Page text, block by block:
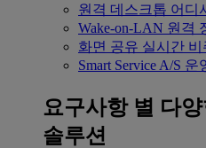
원격 데스크톱 어디
Wake-on-LAN 원격
화면 공유 실시간 비
Smart Service A/S 운
요구사항 별 다
솔루션